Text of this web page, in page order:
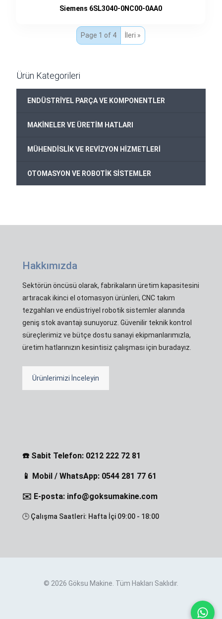
Siemens 6SL3040-0NC00-0AA0
Page 1 of 4 İleri »
Ürün Kategorileri
ENDÜSTRİYEL PARÇA VE KOMPONENTLER
MAKİNELER VE ÜRETİM HATLARI
MÜHENDİSLİK VE REVİZYON HİZMETLERİ
OTOMASYON VE ROBOTİK SİSTEMLER
Hakkımızda
Sektörün öncüsü olarak, fabrikaların üretim kapasitesini
artıracak ikinci el otomasyon ürünleri, CNC takım
tezgahları ve endüstriyel robotik sistemler alanında
geniş stok avantajı sunuyoruz. Güvenilir teknik kontrol
süreçlerimiz ve bütçe dostu sanayi ekipmanlarımızla,
üretim hatlarınızın kesintisiz çalışması için buradayız.
Ürünlerimizi İnceleyin
☎️ Sabit Telefon: 0212 222 72 81
📱 Mobil / WhatsApp: 0544 281 77 61
✉️ E-posta: info@goksumakine.com
🕒 Çalışma Saatleri: Hafta İçi 09:00 - 18:00